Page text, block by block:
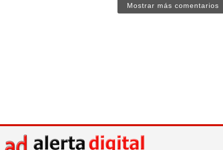
Mostrar más comentarios